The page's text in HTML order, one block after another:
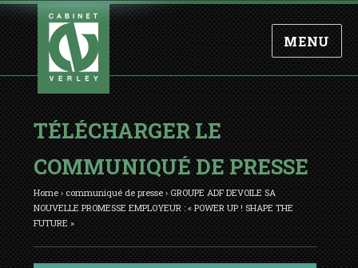
MENU
TÉLÉCHARGER LE
COMMUNIQUÉ DE PRESSE
Home › communiqué de presse › GROUPE ADF DEVOILE SA
NOUVELLE PROMESSE EMPLOYEUR : « POWER UP ! SHAPE THE
FUTURE »